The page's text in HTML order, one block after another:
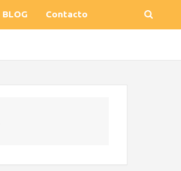
BLOG Contacto